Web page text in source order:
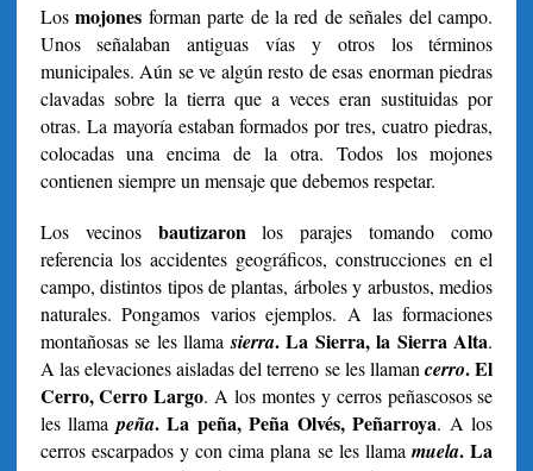
Losmojones forman parte de la red de señales del campo.
Unos señalaban antiguas vías y otros los términos
municipales. Aún se ve algún resto de esas enorman piedras
clavadas sobre la tierra que a veces eran sustituidas por
otras. La mayoría estaban formados por tres, cuatro piedras,
colocadas una encima de la otra. Todos los mojones
contienen siempre un mensaje que debemos respetar.
Los vecinos bautizaron los parajes tomando como
referencia los accidentes geográficos, construcciones en el
campo, distintos tipos de plantas, árboles y arbustos, medios
naturales. Pongamos varios ejemplos. A las formaciones
montañosas se les llamasierra. La Sierra, la Sierra Alta.
A las elevaciones aisladas del terreno se les llamancerro. El
Cerro, Cerro Largo. A los montes y cerros peñascosos se
les llama peña. La peña, Peña Olvés, Peñarroya. A los
cerros escarpados y con cima plana se les llamamuela. La